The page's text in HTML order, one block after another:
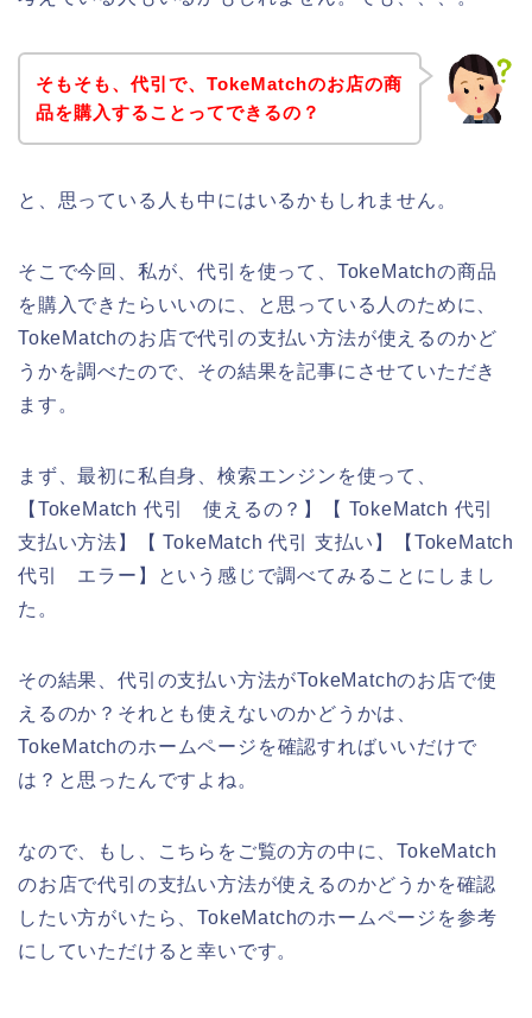
そもそも、代引で、TokeMatchのお店の商
品を購入することってできるの？
と、思っている人も中にはいるかもしれません。
そこで今回、私が、代引を使って、TokeMatchの商品
を購入できたらいいのに、と思っている人のために、
TokeMatchのお店で代引の支払い方法が使えるのかど
うかを調べたので、その結果を記事にさせていただき
ます。
まず、最初に私自身、検索エンジンを使って、
【TokeMatch 代引 使えるの？】【 TokeMatch 代引
支払い方法】【 TokeMatch 代引 支払い】【TokeMatch
代引 エラー】という感じで調べてみることにしまし
た。
その結果、代引の支払い方法がTokeMatchのお店で使
えるのか？それとも使えないのかどうかは、
TokeMatchのホームページを確認すればいいだけで
は？と思ったんですよね。
なので、もし、こちらをご覧の方の中に、TokeMatch
のお店で代引の支払い方法が使えるのかどうかを確認
したい方がいたら、TokeMatchのホームページを参考
にしていただけると幸いです。